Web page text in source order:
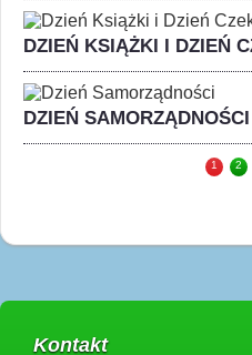
DZIEŃ KSIĄŻKI I DZIEŃ
DZIEŃ SAMORZĄDNOŚCI
1 2
Kontakt